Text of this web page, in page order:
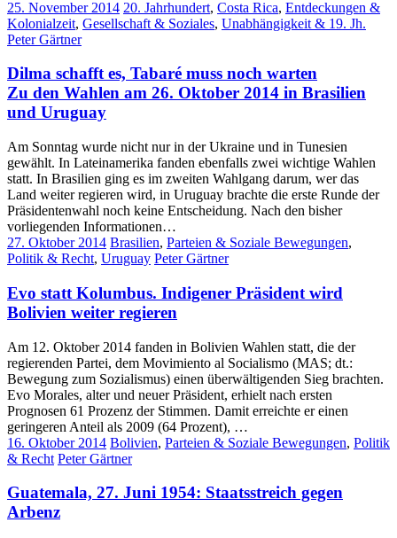
25. November 2014 20. Jahrhundert, Costa Rica, Entdeckungen &
Kolonialzeit, Gesellschaft & Soziales, Unabhängigkeit & 19. Jh.
Peter Gärtner
Dilma schafft es, Tabaré muss noch warten
Zu den Wahlen am 26. Oktober 2014 in Brasilien
und Uruguay
Am Sonntag wurde nicht nur in der Ukraine und in Tunesien
gewählt. In Lateinamerika fanden ebenfalls zwei wichtige Wahlen
statt. In Brasilien ging es im zweiten Wahlgang darum, wer das
Land weiter regieren wird, in Uruguay brachte die erste Runde der
Präsidentenwahl noch keine Entscheidung. Nach den bisher
vorliegenden Informationen…
27. Oktober 2014 Brasilien, Parteien & Soziale Bewegungen,
Politik & Recht, Uruguay Peter Gärtner
Evo statt Kolumbus. Indigener Präsident wird
Bolivien weiter regieren
Am 12. Oktober 2014 fanden in Bolivien Wahlen statt, die der
regierenden Partei, dem Movimiento al Socialismo (MAS; dt.:
Bewegung zum Sozialismus) einen überwältigenden Sieg brachten.
Evo Morales, alter und neuer Präsident, erhielt nach ersten
Prognosen 61 Prozenz der Stimmen. Damit erreichte er einen
geringeren Anteil als 2009 (64 Prozent), …
16. Oktober 2014 Bolivien, Parteien & Soziale Bewegungen, Politik
& Recht Peter Gärtner
Guatemala, 27. Juni 1954: Staatsstreich gegen
Arbenz